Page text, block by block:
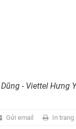
- Viettel Hưng
Gửi email In trang